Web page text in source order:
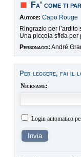
Fa' come ti
Autore: Capo Rouge
Ringrazio per
Una piccola sfida per
Personaggi: André
Per leggere, fai il
Nickname:
Login automatico